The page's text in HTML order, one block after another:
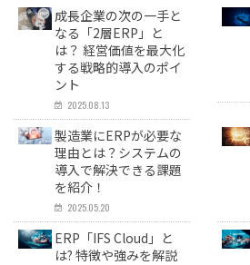
成長企業の次の一手と
なる「2層ERP」と
は？ 経営価値を最大化
する戦略的導入のポイ
ント
2025.08.13
製造業にERPが必要な
理由とは？システムの
導入で解決できる課題
を紹介！
2025.05.20
ERP「IFS Cloud」と
は? 特徴や強みを解説